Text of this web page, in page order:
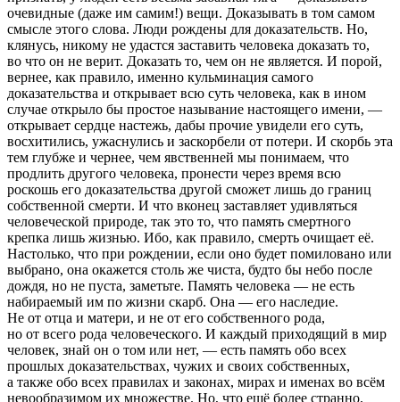
очевидные (даже им самим!) вещи. Доказывать в том самом
смысле этого слова. Люди рождены для доказательств. Но,
клянусь, никому не удастся заставить человека доказать то,
во что он не верит. Доказать то, чем он не является. И порой,
вернее, как правило, именно кульминация самого
доказательства и открывает всю суть человека, как в ином
случае открыло бы простое называние настоящего имени, —
открывает сердце настежь, дабы прочие увидели его суть,
восхитились, ужаснулись и заскорбели от потери. И скорбь эта
тем глубже и чернее, чем явственней мы понимаем, что
продлить другого человека, пронести через время всю
роскошь его доказательства другой сможет лишь до границ
собственной смерти. И что вконец заставляет удивляться
человеческой природе, так это то, что память смертного
крепка лишь жизнью. Ибо, как правило, смерть очищает её.
Настолько, что при рождении, если оно будет помиловано или
выбрано, она окажется столь же чиста, будто бы небо после
дождя, но не пуста, заметьте. Память человека — не есть
набираемый им по жизни скарб. Она — его наследие.
Не от отца и матери, и не от его собственного рода,
но от всего рода человеческого. И каждый приходящий в мир
человек, знай он о том или нет, — есть память обо всех
прошлых доказательствах, чужих и своих собственных,
а также обо всех правилах и законах, мирах и именах во всём
невообразимом их множестве. Но, что ещё более странно,